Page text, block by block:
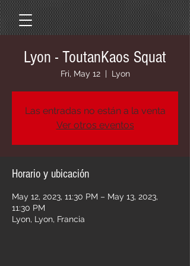
Lyon - ToutanKaos Squat
Fri, May 12
  |
Lyon
Las entradas no están a la venta
Ver otros eventos
Horario y ubicación
May 12, 2023, 11:30 PM – May 13, 2023,
11:30 PM
Lyon, Lyon, Francia